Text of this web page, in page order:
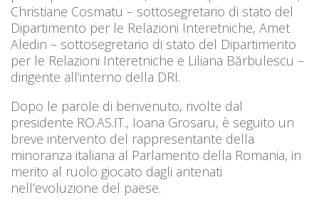
Christiane Cosmatu – sottosegretario di stato del
Dipartimento per le Relazioni Interetniche, Amet
Aledin – sottosegretario di stato del Dipartimento
per le Relazioni Interetniche e Liliana Bărbulescu –
dirigente all’interno della DRI.
Dopo le parole di benvenuto, rivolte dal
presidente RO.AS.IT., Ioana Grosaru, è seguito un
breve intervento del rappresentante della
minoranza italiana al Parlamento della Romania, in
merito al ruolo giocato dagli antenati
nell’evoluzione del paese.